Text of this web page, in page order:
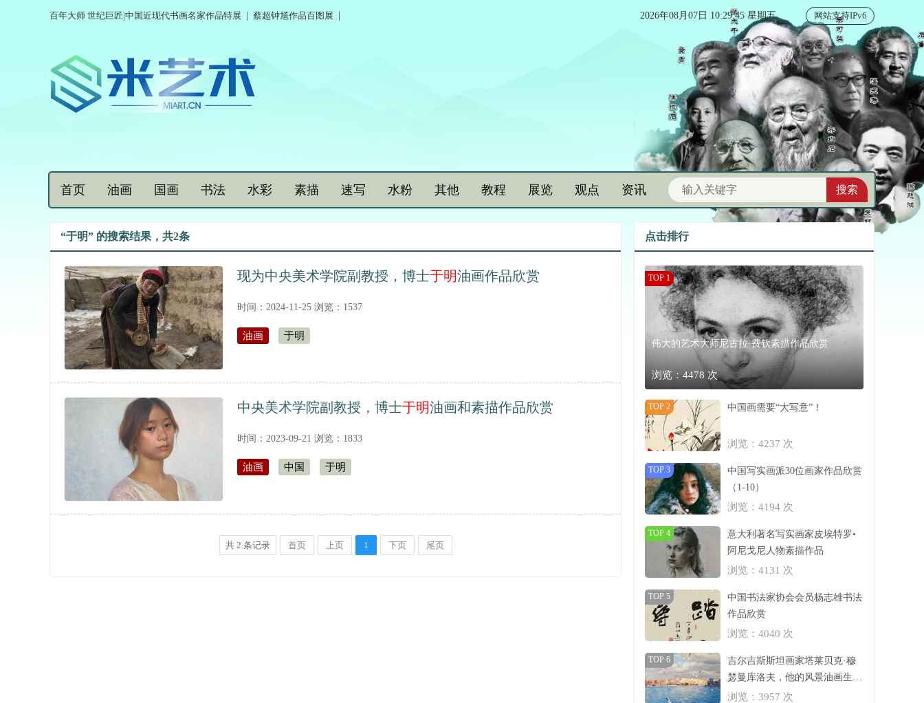
百年大师 世纪巨匠|中国近现代书画名家作品特展 蔡超钟馗作品百图展 2026年08月07日 10:29:46 星期五 网站支持IPv6
首页 油画 国画 书法 水彩 素描 速写 水粉 其他 教程 展览 观点 资讯
“于明” 的搜索结果，共2条
现为中央美术学院副教授，博士于明油画作品欣赏
时间：2024-11-25 浏览：1537
油画 于明
中央美术学院副教授，博士于明油画和素描作品欣赏
时间：2023-09-21 浏览：1833
油画 中国 于明
共2 条记录 首页 上页 1 下页 尾页
点击排行
TOP 1
伟大的艺术大师尼古拉·费钦素描作品欣赏
浏览：4478 次
TOP 2 中国画需要“大写意”！
浏览：4237 次
TOP 3
中国写实画派30位画家作品欣赏
（1-10）
浏览：4194 次
TOP 4
意大利著名写实画家皮埃特罗•
阿尼戈尼人物素描作品
浏览：4131 次
TOP 5
中国书法家协会会员杨志雄书法
作品欣赏
浏览：4040 次
TOP 6
吉尔吉斯斯坦画家塔莱贝克·穆
瑟曼库洛夫，他的风景油画生动
明亮，充满了光！
浏览：3957 次